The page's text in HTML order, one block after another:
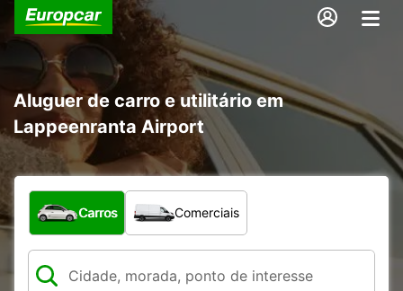
Aluguer de carro e utilitário em
Lappeenranta Airport
Que tipo de veículo pretende?
Carros Comerciais